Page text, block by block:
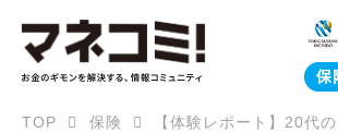
TOP 保険